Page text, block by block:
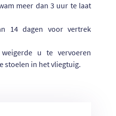
meer dan 3 uur te laat
14 dagen voor vertrek
u te vervoeren
stoelen in het vliegtuig.